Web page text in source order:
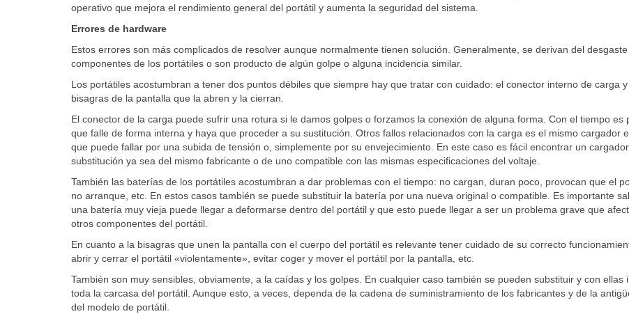
operativo que mejora el rendimiento general del portátil y aumenta la seguridad del sistema.
Errores de hardware
Estos errores son más complicados de resolver aunque normalmente tienen solución. Generalmente, se derivan del
componentes de los portátiles o son producto de algún golpe o alguna incidencia similar.
Los portátiles acostumbran a tener dos puntos débiles que siempre hay que tratar con cuidado: el conector interno de carga
bisagras de la pantalla que la abren y la cierran.
El conector de la carga puede sufrir una rotura si le damos golpes o forzamos la conexión de alguna forma. Con el tiempo es
que falle de forma interna y haya que proceder a su sustitución. Otros fallos relacionados con la carga es el mismo cargador
que puede fallar por una subida de tensión o, simplemente por su envejecimiento. En este caso es fácil encontrar un
substitución ya sea del mismo fabricante o de uno compatible con las mismas especificaciones del voltaje.
También las baterías de los portátiles acostumbran a dar problemas con el tiempo: no cargan, duran poco, provocan que el
no arranque, etc. En estos casos también se puede substituir la batería por una nueva original o compatible. Es importante
una batería muy vieja puede llegar a deformarse dentro del portátil y que esto puede llegar a ser un problema grave que
otros componentes del portátil.
En cuanto a la bisagras que unen la pantalla con el cuerpo del portátil es relevante tener cuidado de su correcto
abrir y cerrar el portátil «violentamente», evitar coger y mover el portátil por la pantalla, etc.
También son muy sensibles, obviamente, a la caídas y los golpes. En cualquier caso también se pueden substituir y con ellas
toda la carcasa del portátil. Aunque esto, a veces, dependa de la cadena de suministramiento de los fabricantes y de la
del modelo de portátil.